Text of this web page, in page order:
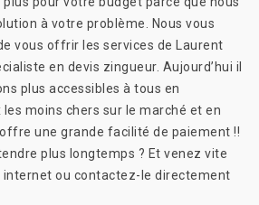
à votre problème. Nous vous
vous offrir les services de Laurent
en devis zingueur. Aujourd’hui il
plus accessibles à tous en
moins chers sur le marché et en
une grande facilité de paiement !!
plus longtemps ? Et venez vite
internet ou contactez-le directement